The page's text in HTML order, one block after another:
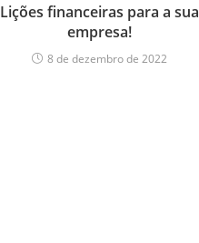
Lições financeiras para a sua
empresa!
8 de dezembro de 2022